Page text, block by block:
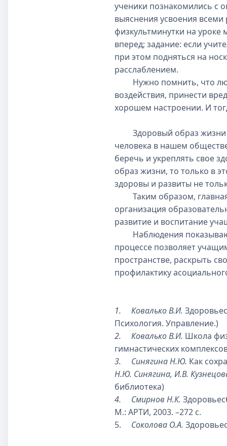
ученики познакомились с
выяснения усвоения
физкультминутки на
вперед; задание: если
при этом подняться на
расслаблением.
Нужно помнить, что
воздействия, принести
хорошем настроении. И
Здоровый образ жизни
человека в нашем
беречь и укреплять свое
образ жизни, то только в
здоровы и развиты не
Таким образом, главная
организация
развитие и воспитание
Наблюдения
процессе позволяет
пространстве, раскрыть
профилактику
1. Ковалько В.И.
Психология. Управление.)
2. Ковалько В.И. Школа
гимнастических
3. Синягина Н.Ю. Как
Н.Ю. Синягина, И.В.
библиотека)
4. Смирнов Н.К.
М.: АРТИ, 2003. –272 с.
5. Соколова О.А.